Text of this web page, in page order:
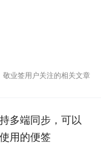
敬业签用户关注的相关文章
多端同步，可以
用的便签